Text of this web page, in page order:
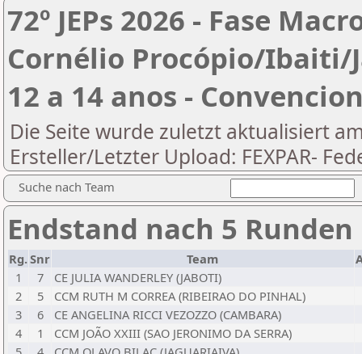
72º JEPs 2026 - Fase
Cornélio Procópio/Ibaiti/
12 a 14 anos -
Die Seite wurde zuletzt aktualisiert
Ersteller/Letzter Upload: FEXPAR-
Suche nach Team
Endstand nach 5 Runden
Rg.Snr Team
1
7
CE JULIA WANDERLEY (JABOTI)
2
5
CCM RUTH M CORREA (RIBEIRAO DO PINHAL)
3
6
CE ANGELINA RICCI VEZOZZO (CAMBARA)
4
1
CCM JOÃO XXIII (SAO JERONIMO DA SERRA)